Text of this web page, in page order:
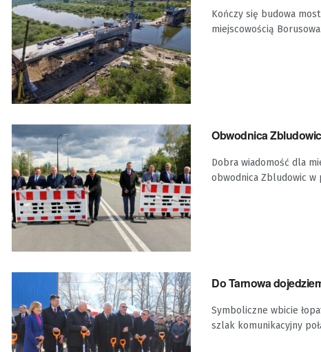
Kończy się budowa
miejscowością
Obwodnica
Dobra wiadomość dla
obwodnica Zbludowic w
Do Tarnowa
Symboliczne wbicie
szlak komunikacyjny